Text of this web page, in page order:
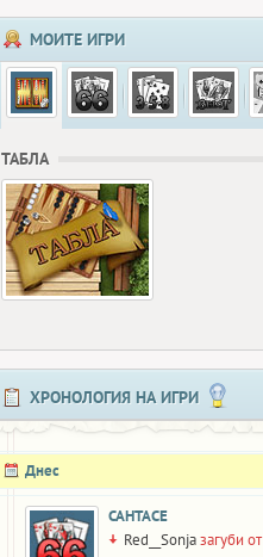
МОИТЕ ИГРИ
ТАБЛА
ХРОНОЛОГИЯ НА ИГРИ
Днес
САНТАСЕ
Red__Sonjaзагуби от